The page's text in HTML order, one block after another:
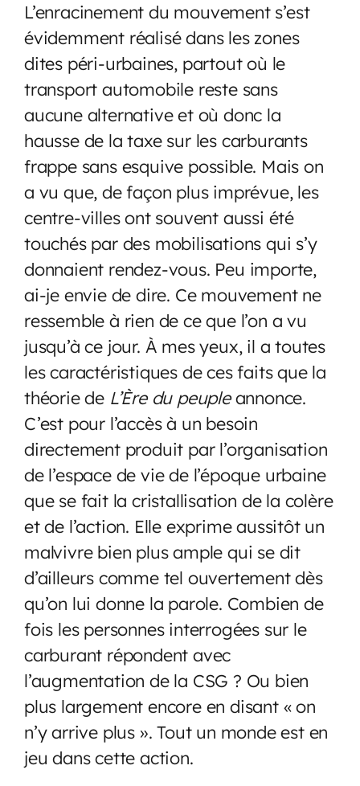
L’enracinement du mouvement s’est
évidemment réalisé dans les zones
dites péri-urbaines, partout où le
transport automobile reste sans
aucune alternative et où donc la
hausse de la taxe sur les carburants
frappe sans esquive possible. Mais on
a vu que, de façon plus imprévue, les
centre-villes ont souvent aussi été
touchés par des mobilisations qui s’y
donnaient rendez-vous. Peu importe,
ai-je envie de dire. Ce mouvement ne
ressemble à rien de ce que l’on a vu
jusqu’à ce jour. À mes yeux, il a toutes
les caractéristiques de ces faits que la
théorie de L’Ère du peupleannonce.
C’est pour l’accès à un besoin
directement produit par l’organisation
de l’espace de vie de l’époque urbaine
que se fait la cristallisation de la colère
et de l’action. Elle exprime aussitôt un
malvivre bien plus ample qui se dit
d’ailleurs comme tel ouvertement dès
qu’on lui donne la parole. Combien de
fois les personnes interrogées sur le
carburant répondent avec
l’augmentation de la CSG ? Ou bien
plus largement encore en disant « on
n’y arrive plus ». Tout un monde est en
jeu dans cette action.